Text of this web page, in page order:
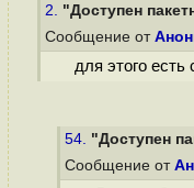
2. "Доступен
Сообщение от
для этого есть
54. "Доступен
Сообщение от